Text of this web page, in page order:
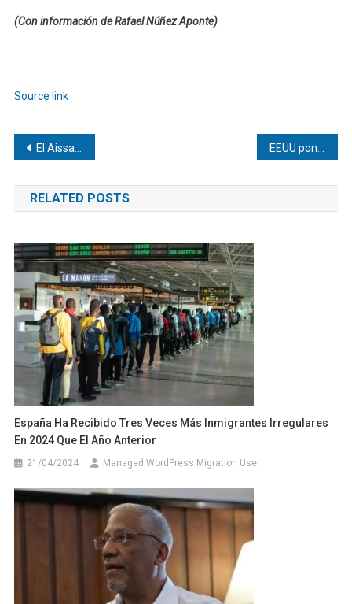
(Con información de Rafael Núñez Aponte)
de
Source link
Navegación
de
entradas
El Aissami acusó a William Saab de ordenar su tortura durante interrogatorios y pidió que audiencias de su juicio sean públicas
RELATED POSTS
España Ha Recibido Tres Veces Más Inmigrantes Irregulares
En 2024 Que El Año Anterior
21/04/2024 Managed WordPress Migration User